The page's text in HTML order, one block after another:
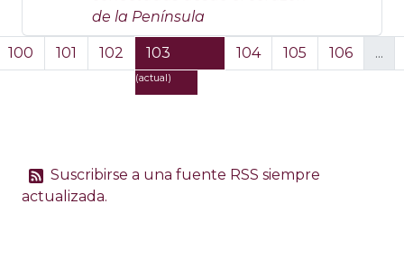
de la Península
100 101 102 103
(actual)
104 105 106 ...
Suscribirse a una fuente RSS siempre
actualizada.